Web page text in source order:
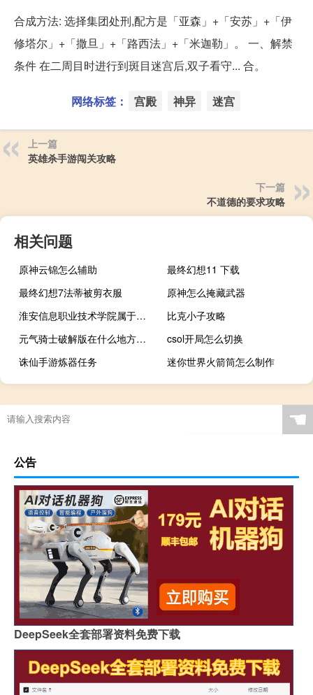
合成方法: 选择集团处刑,配方是「亚森」+「安苏」+「伊
修塔尔」+「撒旦」+「路西法」+「米迦勒」。 一、解禁
条件 在二周目时进行到斑目迷宫后,双子看守... 合。
网络标签： 宫殿 神异 迷宫
上一篇
英雄杀手游闯关攻略
下一篇
不道德的要求攻略
相关问题
原神云锦怎么辅助
最终幻想11 下载
最终幻想7法蒂被剪衣服
原神怎么掩藏武器
淮安信息职业技术学院属于第几类专科院校 淮安信息职业技术学院
比克小子攻略
元气骑士破解版在什么地方下载
csol开局怎么切换
诛仙手游炼器任务
迷你世界火箭筒怎么制作
☚
公告
DeepSeek全套部署资料免费下载